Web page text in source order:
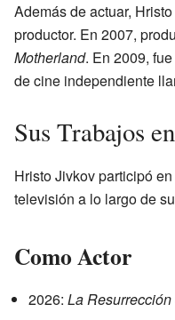
Además de actuar,
productor. En 2007,
Motherland. En 2009,
de cine independiente
Sus Trabajos
Hristo Jivkov participó
televisión a lo largo de
Como Actor
2026: La